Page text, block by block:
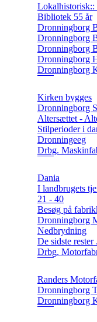
Bibliotek 55 år
Dronningborg
Dronningborg
Dronningborg
Dronningborg
Dronningborg
Kirken bygges
Dronningborg
Altersættet -
Stilperioder i
Dronningeeg
Drbg.
Dania
I landbrugets
21 - 40
Besøg på
Dronningborg
Nedbrydning
De sidste rester
Drbg.
Randers
Dronningborg
Dronningborg